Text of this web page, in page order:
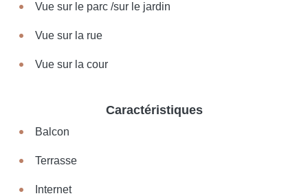
Vue sur le parc /sur le jardin
Vue sur la rue
Vue sur la cour
Caractéristiques
Balcon
Terrasse
Internet